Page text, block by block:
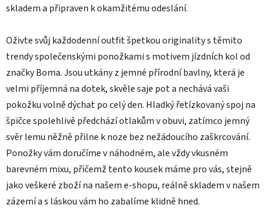
skladem a připraven k okamžitému odeslání.
Oživte svůj každodenní outfit špetkou originality s těmito
trendy společenskými ponožkami s motivem jízdních kol od
značky Boma. Jsou utkány z jemné přírodní bavlny, která je
velmi příjemná na dotek, skvěle saje pot a nechává vaši
pokožku volně dýchat po celý den. Hladký řetízkovaný spoj na
špičce spolehlivě předchází otlakům v obuvi, zatímco jemný
svěr lemu něžně přilne k noze bez nežádoucího zaškrcování.
Ponožky vám doručíme v náhodném, ale vždy vkusném
barevném mixu, přičemž tento kousek máme pro vás, stejně
jako veškeré zboží na našem e-shopu, reálně skladem v našem
zázemí a s láskou vám ho zabalíme klidně hned.